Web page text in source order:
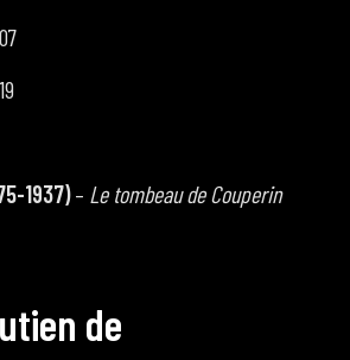
1937)– Le tombeau de Couperin
utien de